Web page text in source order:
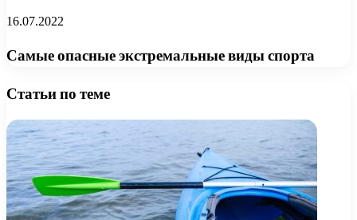
16.07.2022
Самые опасные экстремальные виды спорта
Статьи по теме